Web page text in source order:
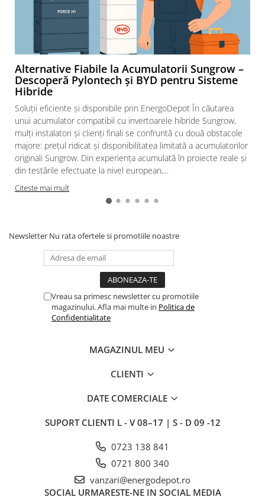
Separator sarcina
Releu monitorizare tensiune
Separator fuzibil
Separator fuzibil aplicatii
fotovoltaice
Sigurante fuzibile
Aparataj
Aparataj modular
Standard German
Intrerupator
Priza
Aplicat (PT)
Intrerupator
Pulsar Touch
Smart SHELLY
Corpuri iluminat interior
Alternative Fiabile la Acumulatorii Sungrow –
Descoperă Pylontech și BYD pentru Sisteme
Hibride
Soluții eficiente și disponibile prin EnergoDepot În căutarea
unui acumulator compatibil cu invertoarele hibride Sungrow,
mulți instalatori și clienți finali se confruntă cu două obstacole
majore: prețul ridicat și disponibilitatea limitată a acumulatorilor
originali Sungrow. Din experiența acumulată în proiecte reale și
din testările efectuate la nivel european,...
Citeste mai mult
Newsletter Nu rata ofertele si promotiile noastre
Vreau sa primesc newsletter cu promotiile
magazinului. Afla mai multe in Politica de
Confidentialitate
MAGAZINUL MEU
CLIENTI
DATE COMERCIALE
SUPORT CLIENTI L - V 08–17 | S - D 09 -12
0723 138 841
0721 800 340
vanzari@energodepot.ro
SOCIAL URMARESTE-NE IN SOCIAL MEDIA